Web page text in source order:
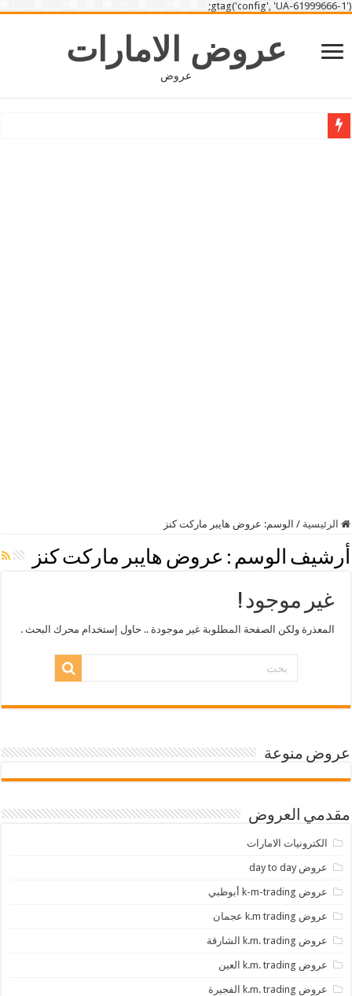
gtag('config', 'UA-61999666-1');
عروض الامارات
عروض
الرئيسية / الوسم: عروض هايبر ماركت كنز
أرشيف الوسم : عروض هايبر ماركت كنز
غير موجود !
المعذرة ولكن الصفحة المطلوبة غير موجودة .. حاول إستخدام محرك البحث .
عروض منوعة
مقدمي العروض
الكترونيات الامارات
عروض day to day
عروض k-m-trading أبوظبي
عروض k.m trading عجمان
عروض k.m. trading الشارقة
عروض k.m. trading العين
عروض k.m. trading الفجيرة